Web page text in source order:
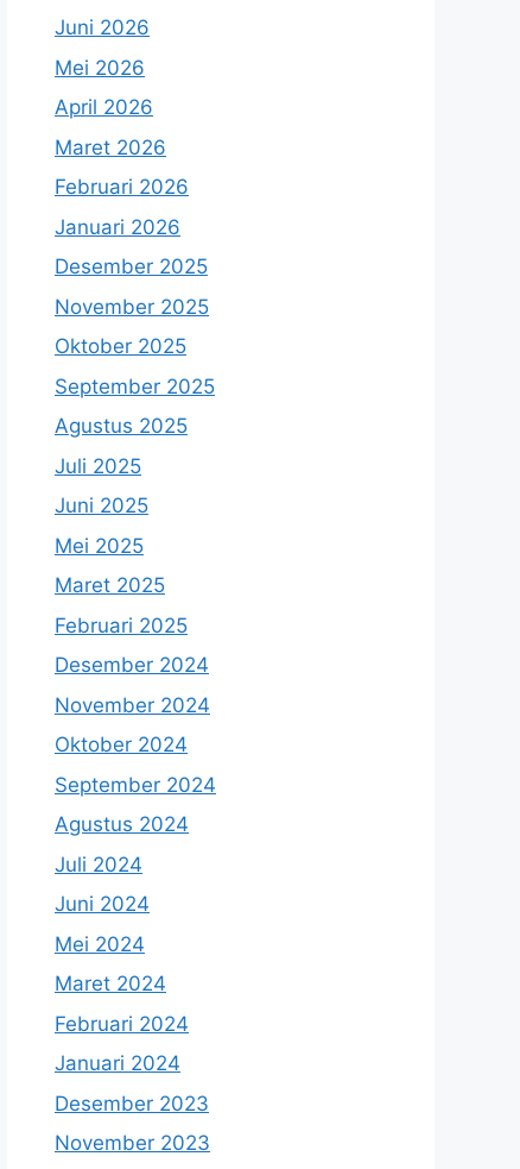
Juni 2026
Mei 2026
April 2026
Maret 2026
Februari 2026
Januari 2026
Desember 2025
November 2025
Oktober 2025
September 2025
Agustus 2025
Juli 2025
Juni 2025
Mei 2025
Maret 2025
Februari 2025
Desember 2024
November 2024
Oktober 2024
September 2024
Agustus 2024
Juli 2024
Juni 2024
Mei 2024
Maret 2024
Februari 2024
Januari 2024
Desember 2023
November 2023